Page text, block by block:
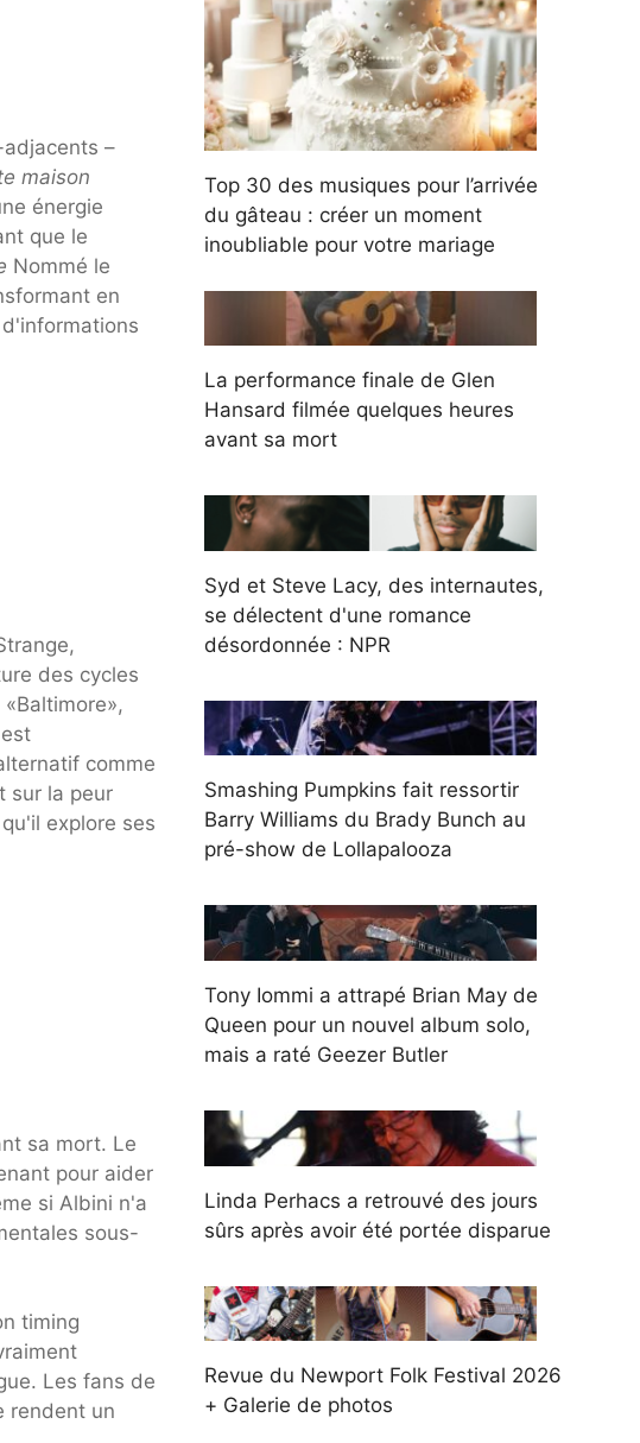
–
maison
énergie
que le
Nommé le
en
des cycles
comme
sur la peur
explore ses
sa mort. Le
pour aider
si Albini n'a
sous-
timing
Les fans de
rendent un
Top 30 des musiques pour l’arrivée
du gâteau : créer un moment
inoubliable pour votre mariage
La performance finale de Glen
Hansard filmée quelques heures
avant sa mort
Syd et Steve Lacy, des internautes,
se délectent d'une romance
désordonnée : NPR
Smashing Pumpkins fait ressortir
Barry Williams du Brady Bunch au
pré-show de Lollapalooza
Tony Iommi a attrapé Brian May de
Queen pour un nouvel album solo,
mais a raté Geezer Butler
Linda Perhacs a retrouvé des jours
sûrs après avoir été portée disparue
Revue du Newport Folk Festival 2026
+ Galerie de photos